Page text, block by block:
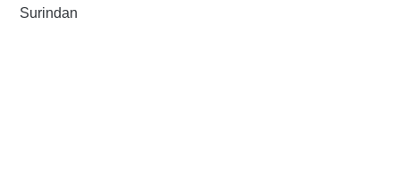
Surindan